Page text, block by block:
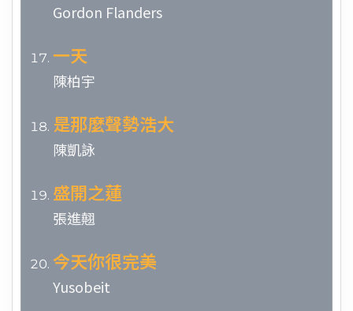
Gordon Flanders
一天
陳柏宇
是那麼聲勢浩大
陳凱詠
盛開之蓮
張進翹
今天你很完美
Yusobeit